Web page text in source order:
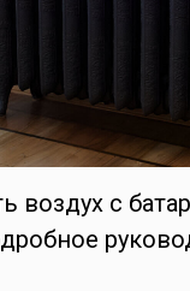
воздух с